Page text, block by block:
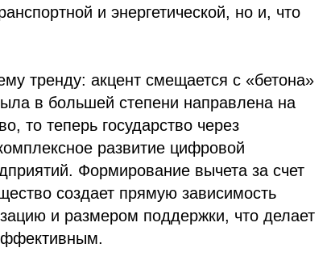
и энергетической, но и, что
тренду: акцент смещается с «бетона»
в большей степени направлена на
то теперь государство через
развитие цифровой
Формирование вычета за счет
создает прямую зависимость
и размером поддержки, что делает